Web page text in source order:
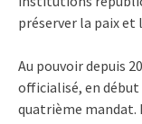
préserver la paix et
Au pouvoir depuis
officialisé, en début
quatrième mandat.